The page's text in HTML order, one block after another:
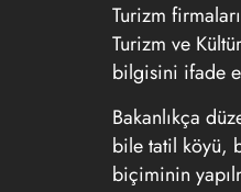
Turizm
Turizm ve
bilgisini ifade
Bakanlıkça
bile tatil köyü,
biçiminin